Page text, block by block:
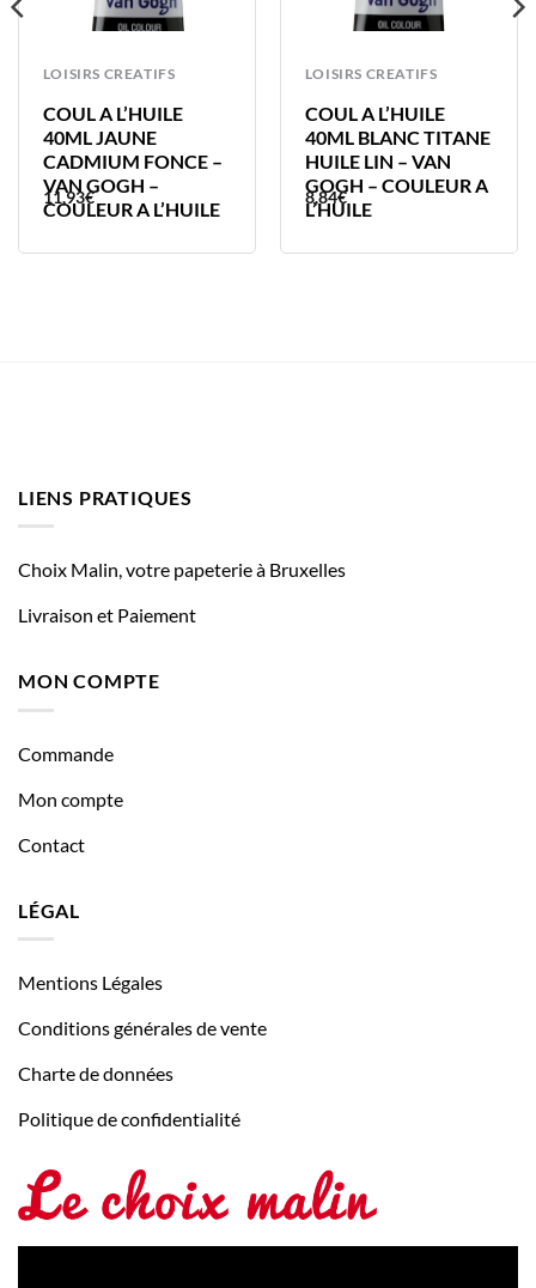
LOISIRS CREATIFS
COUL A L’HUILE
40ML JAUNE
CADMIUM FONCE –
VAN GOGH –
COULEUR A L’HUILE
11,93€
LOISIRS CREATIFS
COUL A L’HUILE
40ML BLANC TITANE
HUILE LIN – VAN
GOGH – COULEUR A
L’HUILE
8,84€
LIENS PRATIQUES
Choix Malin, votre papeterie à Bruxelles
Livraison et Paiement
MON COMPTE
Commande
Mon compte
Contact
LÉGAL
Mentions Légales
Conditions générales de vente
Charte de données
Politique de confidentialité